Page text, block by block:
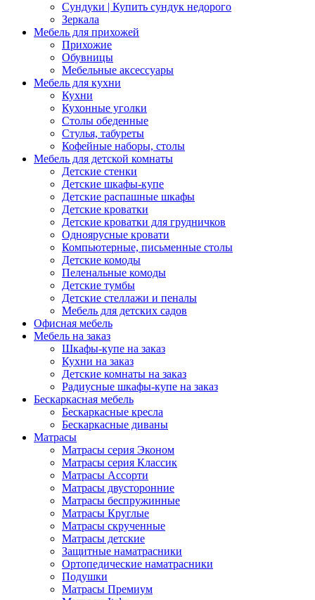
Сундуки | Купить сундук недорого
Зеркала
Мебель для прихожей
Прихожие
Обувницы
Мебельные аксессуары
Мебель для кухни
Кухни
Кухонные уголки
Столы обеденные
Стулья, табуреты
Кофейные наборы, столы
Мебель для детской комнаты
Детские стенки
Детские шкафы-купе
Детские распашные шкафы
Детские кроватки
Детские кроватки для грудничков
Одноярусные кровати
Компьютерные, письменные столы
Детские комоды
Пеленальные комоды
Детские тумбы
Детские стеллажи и пеналы
Мебель для детских садов
Офисная мебель
Мебель на заказ
Шкафы-купе на заказ
Кухни на заказ
Детские комнаты на заказ
Радиусные шкафы-купе на заказ
Бескаркасная мебель
Бескаркасные кресла
Бескаркасные диваны
Матрасы
Матрасы серия Эконом
Матрасы серия Классик
Матрасы Ассорти
Матрасы двусторонние
Матрасы беспружинные
Матрасы Круглые
Матрасы скрученные
Матрасы детские
Защитные наматрасники
Ортопедические наматрасники
Подушки
Матрасы Премиум